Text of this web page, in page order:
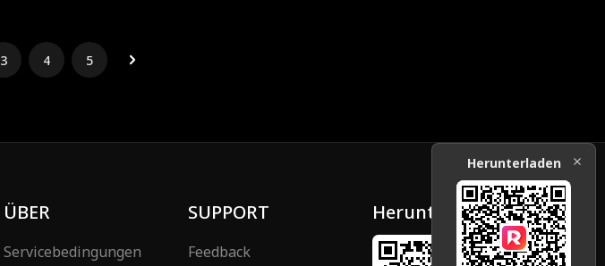
3 4 5
ÜBER
Servicebedingungen
SUPPORT
Feedback
Herunterladen
Herunterladen